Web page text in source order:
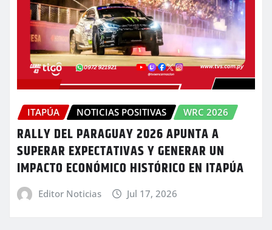
ITAPÚA NOTICIAS POSITIVAS WRC 2026
RALLY DEL PARAGUAY 2026 APUNTA A
SUPERAR EXPECTATIVAS Y GENERAR UN
IMPACTO ECONÓMICO HISTÓRICO EN ITAPÚA
Editor Noticias Jul 17, 2026